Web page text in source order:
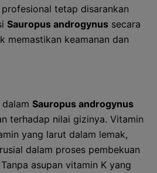
tetap disarankan
Sauropus androgynus secara
memastikan keamanan dan
Sauropus androgynus
terhadap nilai gizinya. Vitamin
yang larut dalam lemak,
dalam proses pembekuan
asupan vitamin K yang